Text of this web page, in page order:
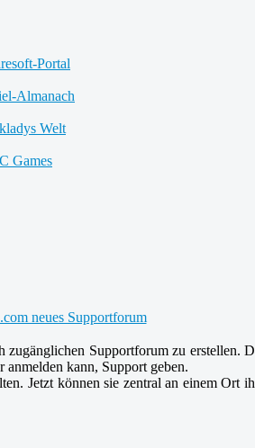
Supportforum zu erstellen.
kann, Support geben.
Jetzt können sie zentral an einem Ort